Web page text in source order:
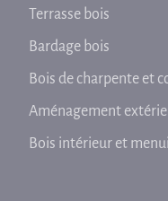
Terrasse bois
Bardage bois
Bois de charpente et
Aménagement
Bois intérieur et